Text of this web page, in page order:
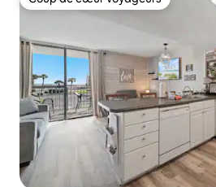
Coup de cœur voyageurs